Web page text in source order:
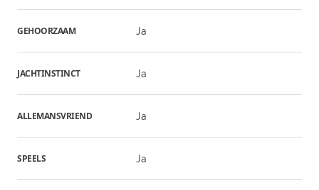
GEHOORZAAM Ja
JACHTINSTINCT Ja
ALLEMANSVRIEND Ja
SPEELS Ja